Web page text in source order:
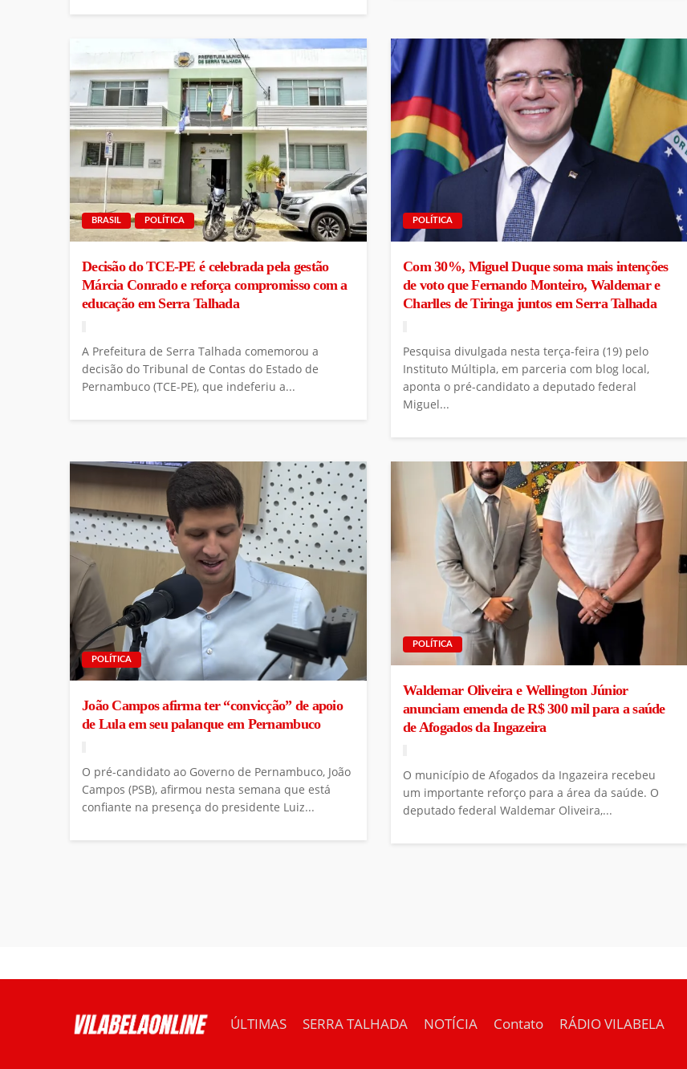
BRASIL POLÍTICA
Decisão do TCE-PE é celebrada pela gestão
Márcia Conrado e reforça compromisso com a
educação em Serra Talhada
A Prefeitura de Serra Talhada comemorou a
decisão do Tribunal de Contas do Estado de
Pernambuco (TCE-PE), que indeferiu a...
POLÍTICA
Com 30%, Miguel Duque soma mais intenções
de voto que Fernando Monteiro, Waldemar e
Charlles de Tiringa juntos em Serra Talhada
Pesquisa divulgada nesta terça-feira (19) pelo
Instituto Múltipla, em parceria com blog local,
aponta o pré-candidato a deputado federal
Miguel...
POLÍTICA
João Campos afirma ter “convicção” de apoio
de Lula em seu palanque em Pernambuco
O pré-candidato ao Governo de Pernambuco, João
Campos (PSB), afirmou nesta semana que está
confiante na presença do presidente Luiz...
POLÍTICA
Waldemar Oliveira e Wellington Júnior
anunciam emenda de R$ 300 mil para a saúde
de Afogados da Ingazeira
O município de Afogados da Ingazeira recebeu
um importante reforço para a área da saúde. O
deputado federal Waldemar Oliveira,...
ÚLTIMAS SERRA TALHADA NOTÍCIA Contato RÁDIO VILABELA